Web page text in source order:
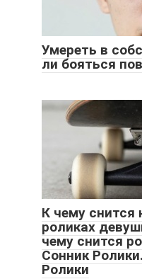
Умереть в
ли бояться
К чему снится
роликах
чему снится
Сонник
Ролики